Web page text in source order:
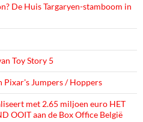
De Huis Targaryen-stamboom in
Toy Story 5
Pixar's Jumpers / Hoppers
met 2.65 miljoen euro HET
OOIT aan de Box Office België